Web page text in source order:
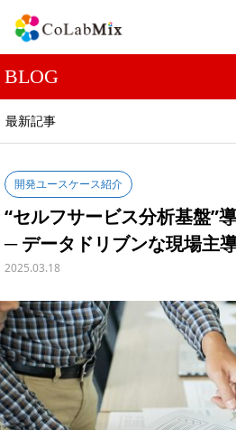
BLOG
最新記事
開発ユースケース紹介
“セルフサービス分析基盤”
─ データドリブンな現場主
2025.03.18